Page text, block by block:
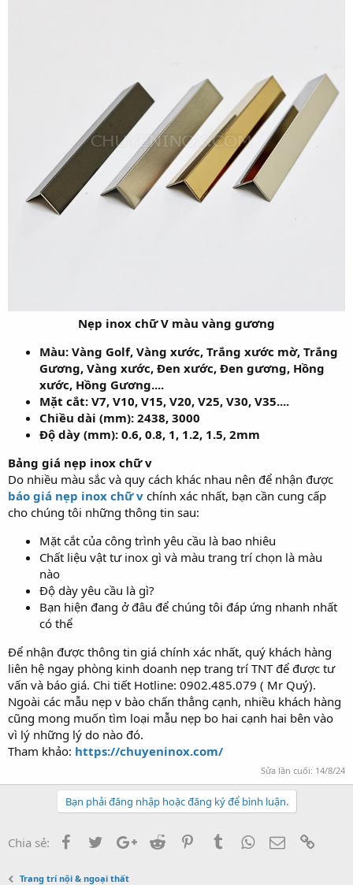
Nẹp inox chữ V màu vàng gương
Màu: Vàng Golf, Vàng xước, Trắng xước mờ, Trắng
Gương, Vàng xước, Đen xước, Đen gương, Hồng
xước, Hồng Gương....
Mặt cắt: V7, V10, V15, V20, V25, V30, V35....
Chiều dài (mm): 2438, 3000
Độ dày (mm): 0.6, 0.8, 1, 1.2, 1.5, 2mm
Bảng giá nẹp inox chữ v
Do nhiều màu sắc và quy cách khác nhau nên để nhận được
báo giá nẹp inox chữ v chính xác nhất, bạn cần cung cấp
cho chúng tôi những thông tin sau:
Mặt cắt của công trình yêu cầu là bao nhiêu
Chất liệu vật tư inox gì và màu trang trí chọn là màu
nào
Độ dày yêu cầu là gì?
Bạn hiện đang ở đâu để chúng tôi đáp ứng nhanh nhất
có thể
Để nhận được thông tin giá chính xác nhất, quý khách hàng
liên hệ ngay phòng kinh doanh nẹp trang trí TNT để được tư
vấn và báo giá. Chi tiết Hotline: 0902.485.079 ( Mr Quý).
Ngoài các mẫu nẹp v bào chấn thẳng cạnh, nhiều khách hàng
cũng mong muốn tìm loại mẫu nẹp bo hai cạnh hai bên vào
vì lý những lý do nào đó.
Tham khảo: https://chuyeninox.com/
Sửa lần cuối: 14/8/24
Bạn phải đăng nhập hoặc đăng ký để bình luận.
Chia sẻ: FacebookTwitterGoogle+
Reddit PinterestTumblrWhatsApp
Email
Trang trí nội & ngoại thất